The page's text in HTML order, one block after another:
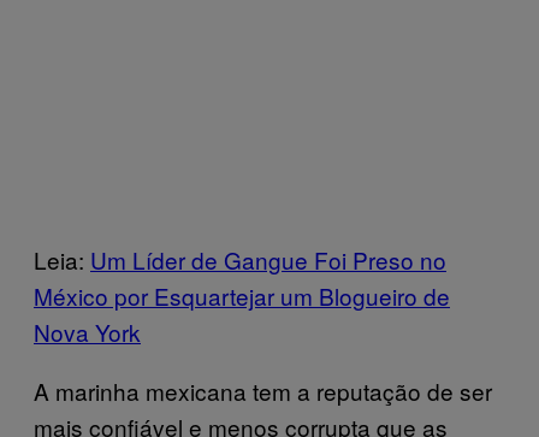
Leia: Um Líder de Gangue Foi Preso no
México por Esquartejar um Blogueiro de
Nova York
A marinha mexicana tem a reputação de ser
mais confiável e menos corrupta que as